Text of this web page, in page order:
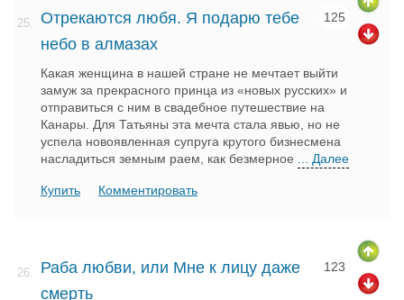
25.
Отрекаются любя. Я подарю тебе
небо в алмазах
125
Какая женщина в нашей стране не мечтает выйти
замуж за прекрасного принца из «новых русских» и
отправиться с ним в свадебное путешествие на
Канары. Для Татьяны эта мечта стала явью, но не
успела новоявленная супруга крутого бизнесмена
насладиться земным раем, как безмерное
... Далее
Купить Комментировать
26.
Раба любви, или Мне к лицу даже
смерть
123